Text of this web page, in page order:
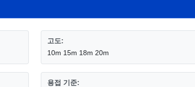
고도:
10m 15m 18m 20m
용접 기준: